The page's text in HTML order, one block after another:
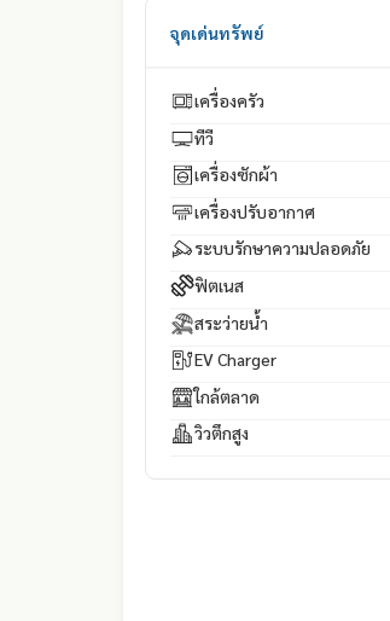
จุดเด่นทรัพย์
เครื่องครัว
ทีวี
เครื่องซักผ้า
เครื่องปรับอากาศ
ระบบรักษาความปลอดภัย
ฟิตเนส
สระว่ายน้ำ
EV Charger
ใกล้ตลาด
วิวตึกสูง